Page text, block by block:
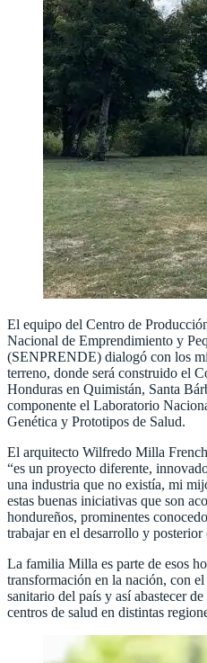
El equipo del Centro de
Nacional de Emprendimiento y
(SENPRENDE) dialogó con los
terreno, donde será construido el
Honduras en Quimistán, Santa
componente el Laboratorio
Genética y Prototipos de Salud.
El arquitecto Wilfredo Milla
“es un proyecto diferente,
una industria que no existía, mi
estas buenas iniciativas que son
hondureños, prominentes
trabajar en el desarrollo y
La familia Milla es parte de esos
transformación en la nación, con
sanitario del país y así abastecer
centros de salud en distintas